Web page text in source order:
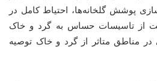
پوشش گلخانه‌ها، احتیاط کامل در
از تاسیسات حساس به گرد و خاک
در مناطق متاثر از گرد و خاک توصیه